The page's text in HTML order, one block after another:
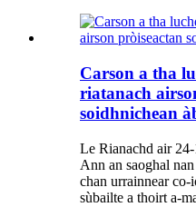
Carson a tha
riatanach
soidhnichean
Le Rianachd air
Ann an saoghal
chan urrainnear co-
sùbailte a thoirt a-